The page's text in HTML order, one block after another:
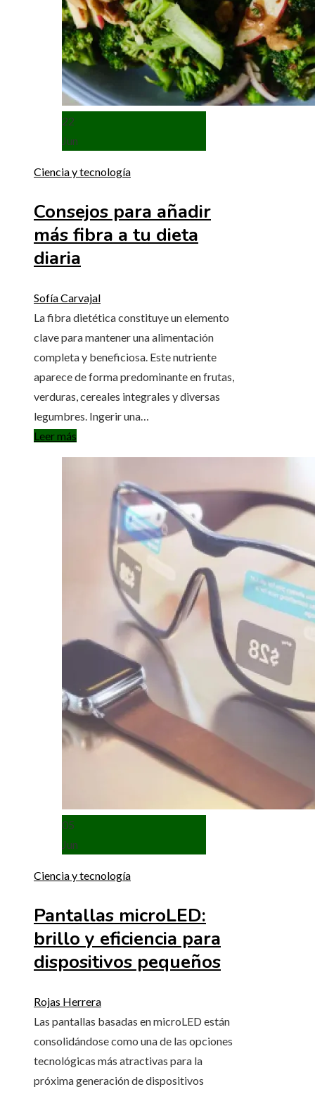
22
Jun
Ciencia y tecnología
Consejos para añadir
más fibra a tu dieta
diaria
Sofía Carvajal
La fibra dietética constituye un elemento
clave para mantener una alimentación
completa y beneficiosa. Este nutriente
aparece de forma predominante en frutas,
verduras, cereales integrales y diversas
legumbres. Ingerir una…
Leer más
05
Jun
Ciencia y tecnología
Pantallas microLED:
brillo y eficiencia para
dispositivos pequeños
Rojas Herrera
Las pantallas basadas en microLED están
consolidándose como una de las opciones
tecnológicas más atractivas para la
próxima generación de dispositivos